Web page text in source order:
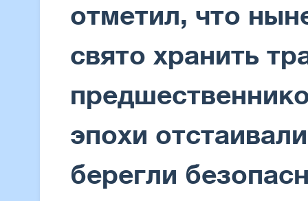
отметил, что
свято хранить
эпохи
берегли